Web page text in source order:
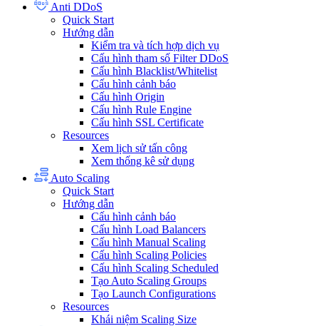
Anti DDoS
Quick Start
Hướng dẫn
Kiểm tra và tích hợp dịch vụ
Cấu hình tham số Filter DDoS
Cấu hình Blacklist/Whitelist
Cấu hình cảnh báo
Cấu hình Origin
Cấu hình Rule Engine
Cấu hình SSL Certificate
Resources
Xem lịch sử tấn công
Xem thống kê sử dụng
Auto Scaling
Quick Start
Hướng dẫn
Cấu hình cảnh báo
Cấu hình Load Balancers
Cấu hình Manual Scaling
Cấu hình Scaling Policies
Cấu hình Scaling Scheduled
Tạo Auto Scaling Groups
Tạo Launch Configurations
Resources
Khái niệm Scaling Size